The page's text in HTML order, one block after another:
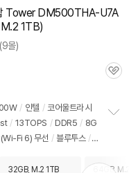
Tower DM500THA-U7A
1TB)
(9몰)
관
/ 인텔 / 코어울트라 시
/ 13TOPS / DDR5 / 8G
Fi 6) 무선 / 블루투스 /
소비자 가격: 3,499,000
치
32GB, M.2 1TB 64GB,